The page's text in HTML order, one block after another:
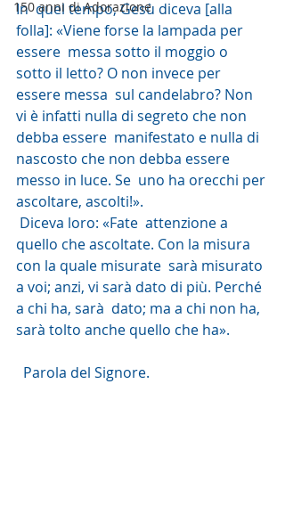
150 anni di Adorazione
In  quel tempo, Gesù diceva [alla
folla]: «Viene forse la lampada per
essere  messa sotto il moggio o
sotto il letto? O non invece per
essere messa  sul candelabro? Non
vi è infatti nulla di segreto che non
debba essere  manifestato e nulla di
nascosto che non debba essere
messo in luce. Se  uno ha orecchi per
ascoltare, ascolti!».
quello che ascoltate. Con la misura
con la quale misurate  sarà misurato
a voi; anzi, vi sarà dato di più. Perché
a chi ha, sarà  dato; ma a chi non ha,
sarà tolto anche quello che ha».
  Parola del Signore.